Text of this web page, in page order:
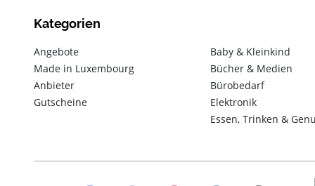
Kategorien
Angebote
Made in Luxembourg
Anbieter
Gutscheine
Baby & Kleinkind
Bücher & Medien
Bürobedarf
Elektronik
Essen, Trinken &